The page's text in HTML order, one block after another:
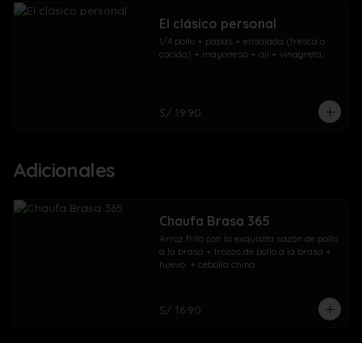
El clásico personal
1/4 pollo + papas + ensalada (fresca o
cocida) + mayonesa + ají + vinagreta.
S/ 19.90
Adicionales
Chaufa Brasa 365
Arroz frito con la exquisita sazón de pollo
a la brasa + trozos de pollo a la brasa +
huevo  + cebolla china
S/ 16.90